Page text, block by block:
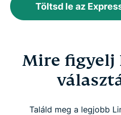
Töltsd le az
Mire figyelj
Találd meg a legjobb